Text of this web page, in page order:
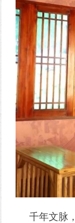
千年文脉